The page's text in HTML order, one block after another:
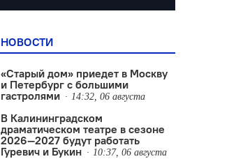
НОВОСТИ
«Старый дом» приедет в Москву
и Петербург с большими
гастролями
14:32, 06 августа
В Калининградском
драматическом театре в сезоне
2026—2027 будут работать
Гуревич и Букин
10:37, 06 августа